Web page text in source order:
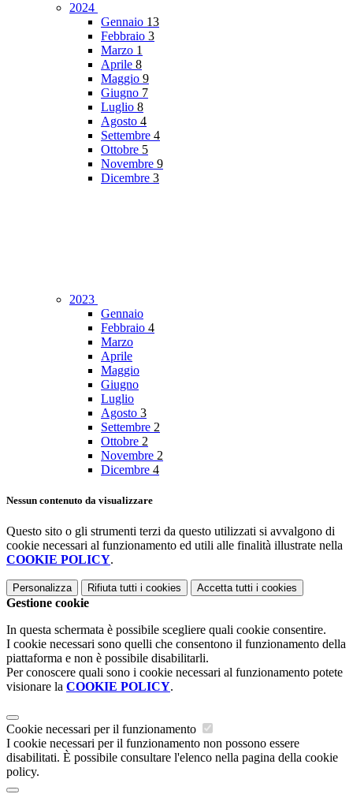
2024
Gennaio 13
Febbraio 3
Marzo 1
Aprile 8
Maggio 9
Giugno 7
Luglio 8
Agosto 4
Settembre 4
Ottobre 5
Novembre 9
Dicembre 3
2023
Gennaio
Febbraio 4
Marzo
Aprile
Maggio
Giugno
Luglio
Agosto 3
Settembre 2
Ottobre 2
Novembre 2
Dicembre 4
Nessun contenuto da visualizzare
Questo sito o gli strumenti terzi da questo utilizzati si avvalgono di
cookie necessari al funzionamento ed utili alle finalità illustrate nella
COOKIE POLICY.
Personalizza Rifiuta tutti i cookies Accetta tutti i cookies
Gestione cookie
In questa schermata è possibile scegliere quali cookie consentire.
I cookie necessari sono quelli che consentono il funzionamento della
piattaforma e non è possibile disabilitarli.
Per conoscere quali sono i cookie necessari al funzionamento potete
visionare la COOKIE POLICY.
Cookie necessari per il funzionamento
I cookie necessari per il funzionamento non possono essere
disabilitati. È possibile consultare l'elenco nella pagina della cookie
policy.